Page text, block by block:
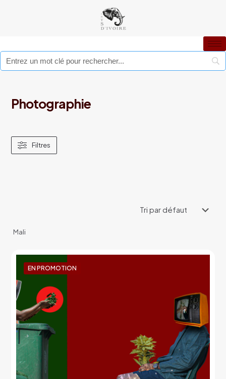
Photographie
Filtres
Mali
EN PROMOTION